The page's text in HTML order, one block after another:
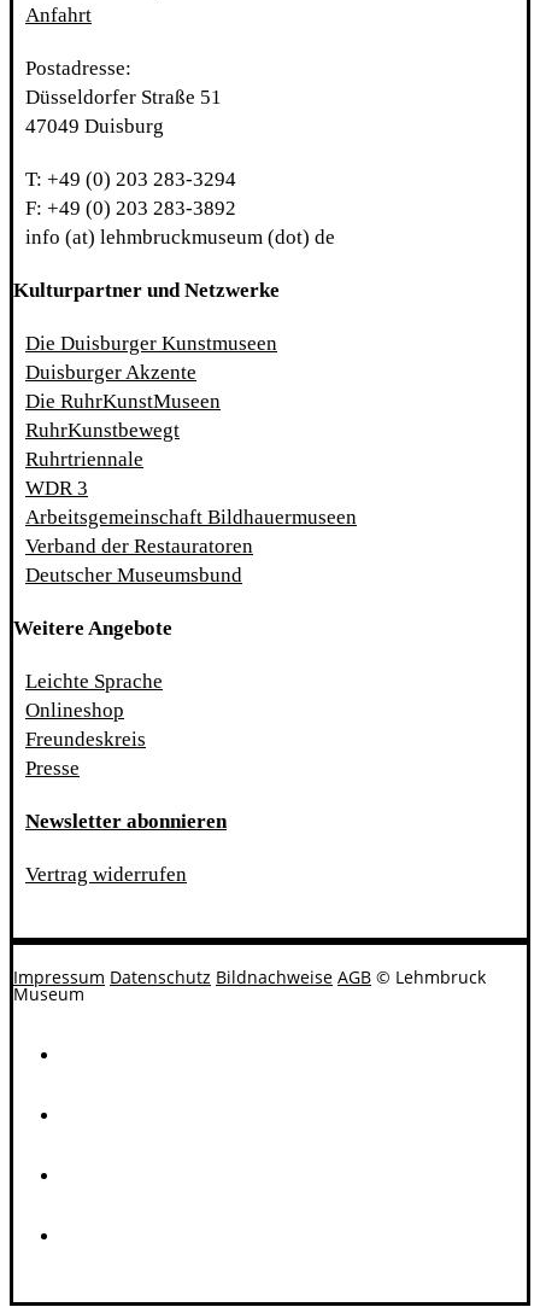
Anfahrt
Postadresse:
Düsseldorfer Straße 51
47049 Duisburg
T: +49 (0) 203 283-3294
F: +49 (0) 203 283-3892
info (at) lehmbruckmuseum (dot) de
Kulturpartner und Netzwerke
Die Duisburger Kunstmuseen
Duisburger Akzente
Die RuhrKunstMuseen
RuhrKunstbewegt
Ruhrtriennale
WDR 3
Arbeitsgemeinschaft Bildhauermuseen
Verband der Restauratoren
Deutscher Museumsbund
Weitere Angebote
Leichte Sprache
Onlineshop
Freundeskreis
Presse
Newsletter abonnieren
Vertrag widerrufen
Impressum Datenschutz Bildnachweise AGB © Lehmbruck
Museum